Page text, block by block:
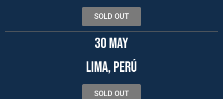
SOLD OUT
30 MAY
LIMA, PERÚ
SOLD OUT